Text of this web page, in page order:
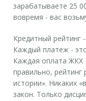
зарабатываете 25
вовремя - вас
Кредитный рейтинг
Каждый платеж -
Каждая оплата ЖКХ
правильно, рейтинг
истории». Никаких
закон. Только